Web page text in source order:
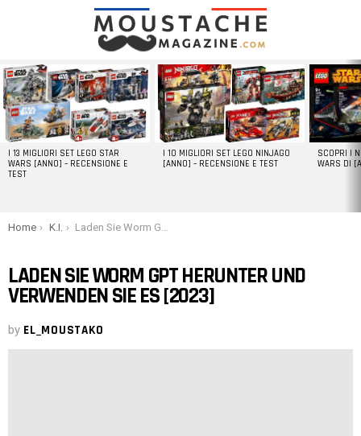
LATEST
STORIES
I 13 MIGLIORI SET LEGO STAR
WARS [ANNO] – RECENSIONE E
TEST
I 10 MIGLIORI SET LEGO NINJAGO
[ANNO] – RECENSIONE E TEST
SCOPRI I
WARS DI
You are here:
Home K.I. Laden Sie Worm GPT herunter und verwenden Sie es [2023]
LADEN SIE WORM GPT HERUNTER UND
VERWENDEN SIE ES [2023]
by EL_MOUSTAKO